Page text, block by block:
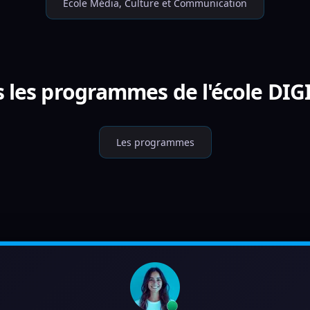
École Média, Culture et Communication
les programmes de l'école
Les programmes